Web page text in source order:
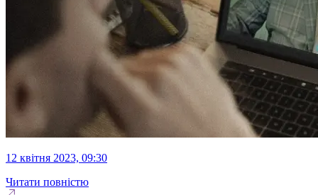
12 квітня 2023, 09:30
Читати повністю